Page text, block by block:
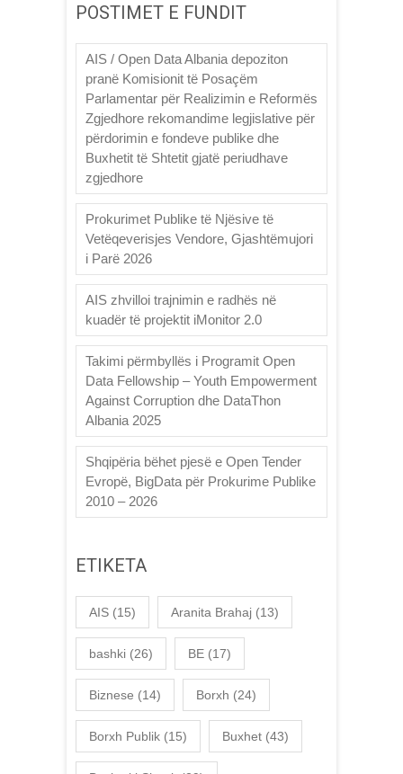
POSTIMET E FUNDIT
AIS / Open Data Albania depoziton
pranë Komisionit të Posaçëm
Parlamentar për Realizimin e Reformës
Zgjedhore rekomandime legjislative për
përdorimin e fondeve publike dhe
Buxhetit të Shtetit gjatë periudhave
zgjedhore
Prokurimet Publike të Njësive të
Vetëqeverisjes Vendore, Gjashtëmujori
i Parë 2026
AIS zhvilloi trajnimin e radhës në
kuadër të projektit iMonitor 2.0
Takimi përmbyllës i Programit Open
Data Fellowship – Youth Empowerment
Against Corruption dhe DataThon
Albania 2025
Shqipëria bëhet pjesë e Open Tender
Evropë, BigData për Prokurime Publike
2010 – 2026
ETIKETA
AIS (15) Aranita Brahaj (13)
bashki (26) BE (17)
Biznese (14) Borxh (24)
Borxh Publik (15) Buxhet (43)